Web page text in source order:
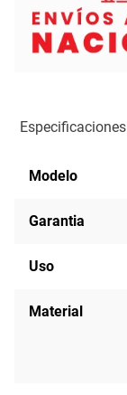
Especificaciones
Modelo
Garantia
Uso
Material